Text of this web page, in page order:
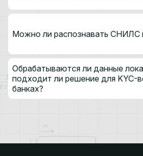
Можно ли распознавать СНИЛС
Обрабатываются ли данные
подходит ли решение для KYC-
банках?